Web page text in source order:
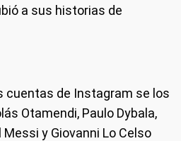
a sus historias de
cuentas de Instagram se los
Otamendi, Paulo Dybala,
Messi y Giovanni Lo Celso